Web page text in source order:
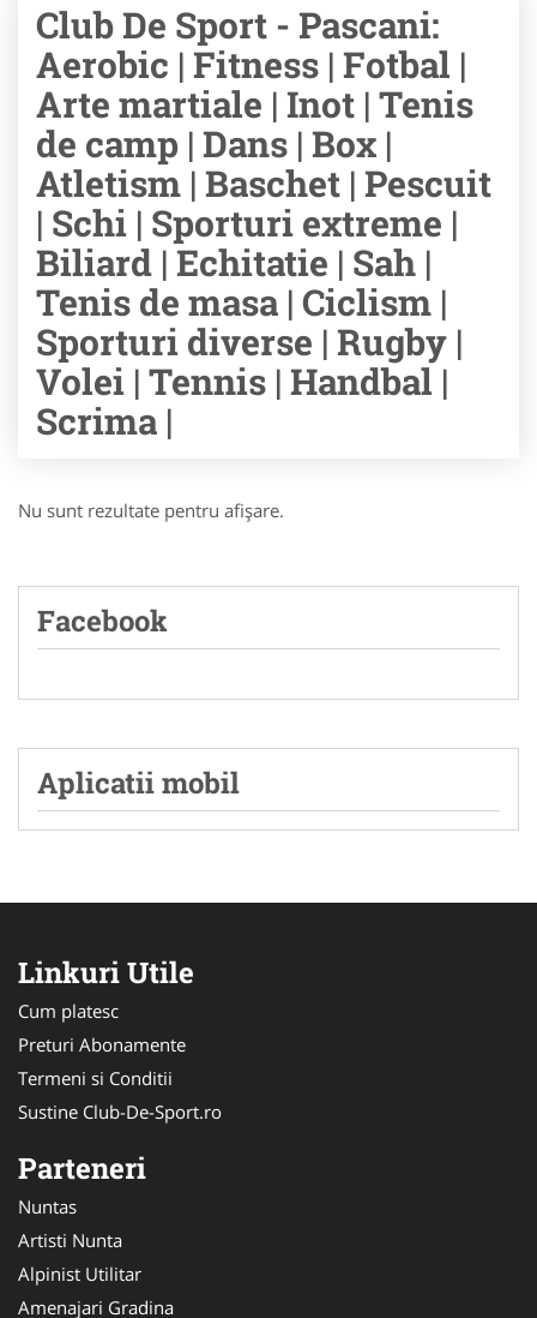
Club De Sport - Pascani:
Aerobic | Fitness | Fotbal |
Arte martiale | Inot | Tenis
de camp | Dans | Box |
Atletism | Baschet | Pescuit
| Schi | Sporturi extreme |
Biliard | Echitatie | Sah |
Tenis de masa | Ciclism |
Sporturi diverse | Rugby |
Volei | Tennis | Handbal |
Scrima |
Nu sunt rezultate pentru afişare.
Facebook
Aplicatii mobil
Linkuri Utile
Cum platesc
Preturi Abonamente
Termeni si Conditii
Sustine Club-De-Sport.ro
Parteneri
Nuntas
Artisti Nunta
Alpinist Utilitar
Amenajari Gradina